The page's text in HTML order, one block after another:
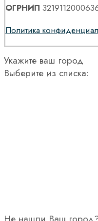
ОГРНИП
Политика
Укажите ваш город
Выберите из списка: